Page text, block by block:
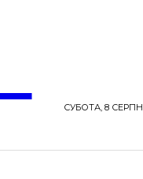
СУБОТА, 8